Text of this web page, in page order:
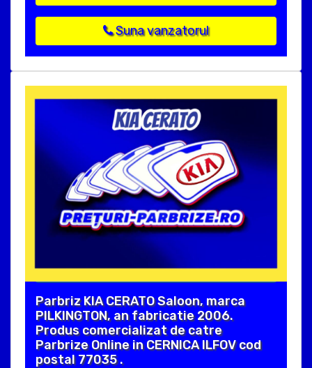
Suna vanzatorul
Parbriz KIA CERATO Saloon, marca
PILKINGTON, an fabricatie 2006.
Produs comercializat de catre
Parbrize Online in CERNICA ILFOV cod
postal 77035 .